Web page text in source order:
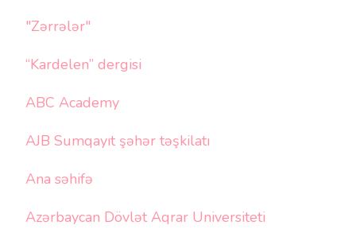
"Zərrələr"
“Kardelen” dergisi
ABC Academy
AJB Sumqayıt şəhər təşkilatı
Ana səhifə
Azərbaycan Dövlət Aqrar Universiteti